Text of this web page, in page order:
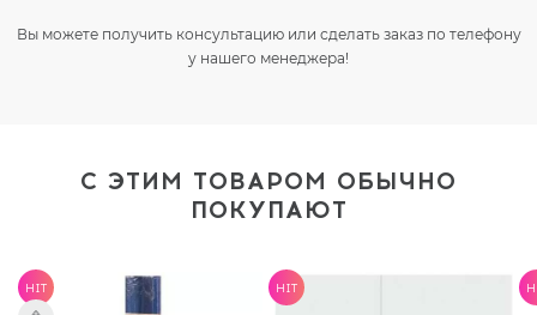
Вы можете получить консультацию или сделать заказ по телефону
у нашего менеджера!
С ЭТИМ ТОВАРОМ ОБЫЧНО
ПОКУПАЮТ
HIT HIT